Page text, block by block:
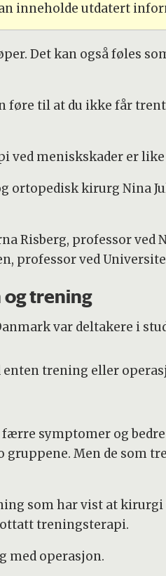
inneholde utdatert
Det kan også føles
føre til at du ikke får
ved meniskskader er
ortopedisk kirurg Nina
Risberg, professor
professor ved
trening
var deltakere i
enten trening eller
færre symptomer og bedre
Men de som
som har vist at
treningsterapi.
med operasjon.